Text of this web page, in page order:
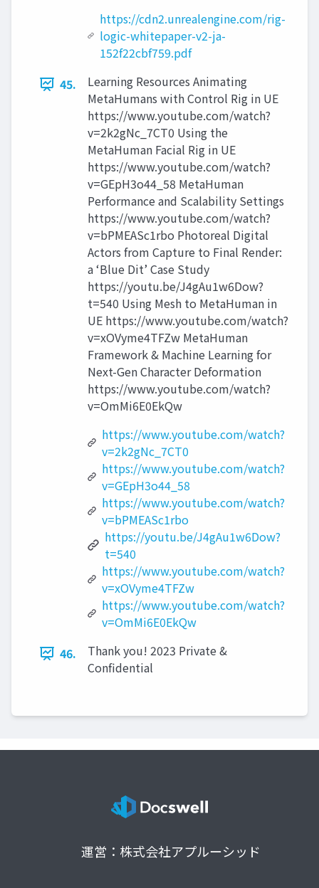
https://cdn2.unrealengine.com/rig-
logic-whitepaper-v2-ja-
152f22cbf759.pdf
45.
Learning Resources Animating
MetaHumans with Control Rig in UE
https://www.youtube.com/watch?
v=2k2gNc_7CT0 Using the
MetaHuman Facial Rig in UE
https://www.youtube.com/watch?
v=GEpH3o44_58 MetaHuman
Performance and Scalability Settings
https://www.youtube.com/watch?
v=bPMEASc1rbo Photoreal Digital
Actors from Capture to Final Render:
a ‘Blue Dit’ Case Study
https://youtu.be/J4gAu1w6Dow?
t=540 Using Mesh to MetaHuman in
UE https://www.youtube.com/watch?
v=xOVyme4TFZw MetaHuman
Framework & Machine Learning for
Next-Gen Character Deformation
https://www.youtube.com/watch?
v=OmMi6E0EkQw
https://www.youtube.com/watch?
v=2k2gNc_7CT0
https://www.youtube.com/watch?
v=GEpH3o44_58
https://www.youtube.com/watch?
v=bPMEASc1rbo
https://youtu.be/J4gAu1w6Dow?
t=540
https://www.youtube.com/watch?
v=xOVyme4TFZw
https://www.youtube.com/watch?
v=OmMi6E0EkQw
46.
Thank you! 2023 Private &
Confidential
運営：株式会社アプルーシッド